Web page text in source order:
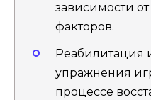
зависимости
факторов.
Реабилитация
упражнения
процессе